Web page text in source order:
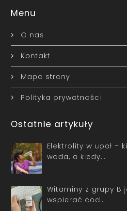
Menu
O nas
Kontakt
Mapa strony
Polityka prywatności
Ostatnie artykuły
Elektrolity w upał –
woda, a kiedy…
Witaminy z grupy B
wspierać cod…